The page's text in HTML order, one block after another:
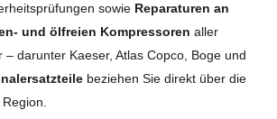
sowie Reparaturen an
und ölfreien Kompressoren aller
– darunter Kaeser, Atlas Copco, Boge und
beziehen Sie direkt über die